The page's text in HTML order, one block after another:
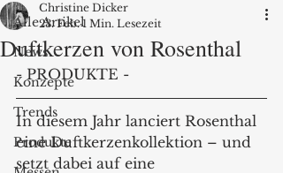
Alle Artikel
News
Konzepte
Trends
Produkte
Duftkerzen von Rosenthal
Christine Dicker
23. Feb. 1 Min. Lesezeit
- PRODUKTE -
In diesem Jahr lanciert Rosenthal
eine Duftkerzenkollektion – und
setzt dabei auf eine